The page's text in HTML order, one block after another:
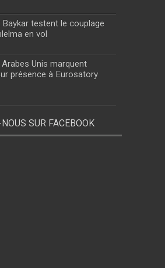
testent le couplage
en vol
Unis marquent
présence à Eurosatory
SUR FACEBOOK